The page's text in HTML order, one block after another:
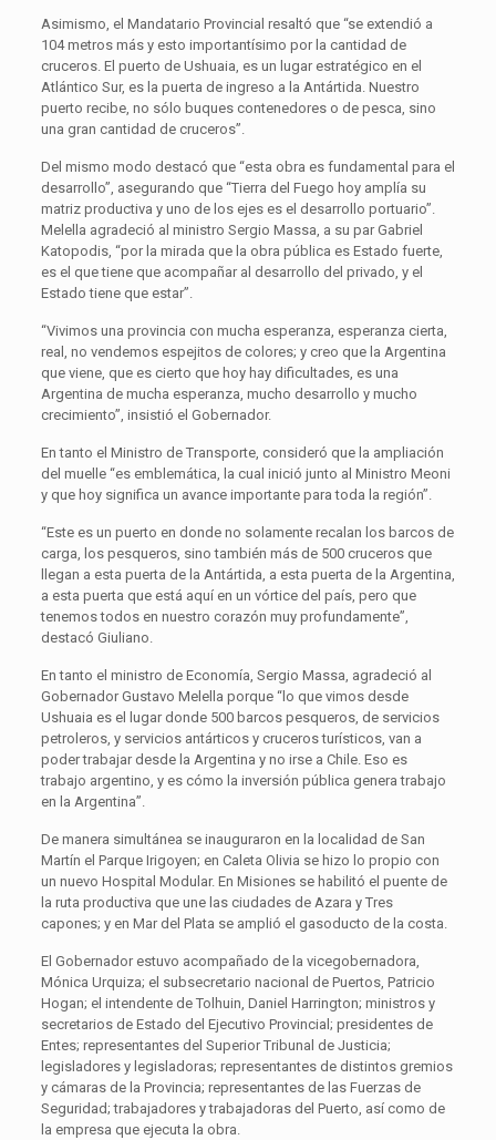
Asimismo, el Mandatario Provincial resaltó que “se extendió a
104 metros más y esto importantísimo por la cantidad de
cruceros. El puerto de Ushuaia, es un lugar estratégico en el
Atlántico Sur, es la puerta de ingreso a la Antártida. Nuestro
puerto recibe, no sólo buques contenedores o de pesca, sino
una gran cantidad de cruceros”.
Del mismo modo destacó que “esta obra es fundamental para el
desarrollo”, asegurando que “Tierra del Fuego hoy amplía su
matriz productiva y uno de los ejes es el desarrollo portuario”.
Melella agradeció al ministro Sergio Massa, a su par Gabriel
Katopodis, “por la mirada que la obra pública es Estado fuerte,
es el que tiene que acompañar al desarrollo del privado, y el
Estado tiene que estar”.
“Vivimos una provincia con mucha esperanza, esperanza cierta,
real, no vendemos espejitos de colores; y creo que la Argentina
que viene, que es cierto que hoy hay dificultades, es una
Argentina de mucha esperanza, mucho desarrollo y mucho
crecimiento”, insistió el Gobernador.
En tanto el Ministro de Transporte, consideró que la ampliación
del muelle “es emblemática, la cual inició junto al Ministro Meoni
y que hoy significa un avance importante para toda la región”.
“Este es un puerto en donde no solamente recalan los barcos de
carga, los pesqueros, sino también más de 500 cruceros que
llegan a esta puerta de la Antártida, a esta puerta de la Argentina,
a esta puerta que está aquí en un vórtice del país, pero que
tenemos todos en nuestro corazón muy profundamente”,
destacó Giuliano.
En tanto el ministro de Economía, Sergio Massa, agradeció al
Gobernador Gustavo Melella porque “lo que vimos desde
Ushuaia es el lugar donde 500 barcos pesqueros, de servicios
petroleros, y servicios antárticos y cruceros turísticos, van a
poder trabajar desde la Argentina y no irse a Chile. Eso es
trabajo argentino, y es cómo la inversión pública genera trabajo
en la Argentina”.
De manera simultánea se inauguraron en la localidad de San
Martín el Parque Irigoyen; en Caleta Olivia se hizo lo propio con
un nuevo Hospital Modular. En Misiones se habilitó el puente de
la ruta productiva que une las ciudades de Azara y Tres
capones; y en Mar del Plata se amplió el gasoducto de la costa.
El Gobernador estuvo acompañado de la vicegobernadora,
Mónica Urquiza; el subsecretario nacional de Puertos, Patricio
Hogan; el intendente de Tolhuin, Daniel Harrington; ministros y
secretarios de Estado del Ejecutivo Provincial; presidentes de
Entes; representantes del Superior Tribunal de Justicia;
legisladores y legisladoras; representantes de distintos gremios
y cámaras de la Provincia; representantes de las Fuerzas de
Seguridad; trabajadores y trabajadoras del Puerto, así como de
la empresa que ejecuta la obra.